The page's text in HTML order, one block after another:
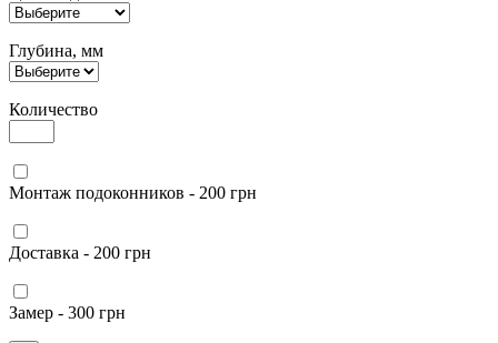
Глубина, мм
Количество
Монтаж подоконников - 200 грн
Доставка - 200 грн
Замер - 300 грн